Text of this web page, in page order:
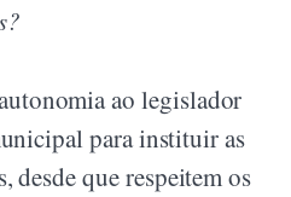
ao legislador
para instituir as
desde que respeitem os